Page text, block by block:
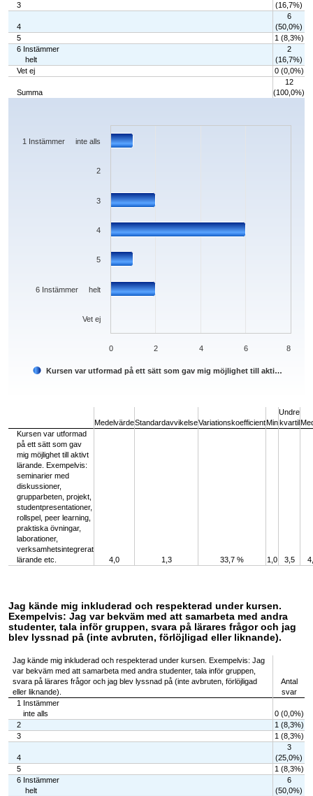
3
(16,7%)
4
6
(50,0%)
5
1 (8,3%)
6 Instämmer
helt
2
(16,7%)
Vet ej
0 (0,0%)
Summa
12
(100,0%)
Chart
The chart has 1 X axis displaying categories.
The chart has 1 Y axis displaying values. Data ranges from 0 to 6.
Kursen var utformad på ett sätt som gav mig möjlighet till akti…
Vet ej
6 Instämmer helt
5
4
3
2
1 Instämmer inte alls
0 2 4 6 8
MedelvärdeStandardavvikelseVariationskoefficientMin
Undre
kvartil
Kursen var utformad
på ett sätt som gav
mig möjlighet till aktivt
lärande. Exempelvis:
seminarier med
diskussioner,
grupparbeten, projekt,
studentpresentationer,
rollspel, peer learning,
praktiska övningar,
laborationer,
verksamhetsintegrerat
lärande etc.
4,0 1,3 33,7 % 1,0 3,5
Jag kände mig inkluderad och respekterad under kursen.
Exempelvis: Jag var bekväm med att samarbeta med andra
studenter, tala inför gruppen, svara på lärares frågor och jag
blev lyssnad på (inte avbruten, förlöjligad eller liknande).
Jag kände mig inkluderad och respekterad under kursen. Exempelvis: Jag
var bekväm med att samarbeta med andra studenter, tala inför gruppen,
svara på lärares frågor och jag blev lyssnad på (inte avbruten, förlöjligad
eller liknande).
Antal
svar
1 Instämmer
inte alls
0 (0,0%)
2
1 (8,3%)
3
1 (8,3%)
4
3
(25,0%)
5
1 (8,3%)
6 Instämmer
helt
6
(50,0%)